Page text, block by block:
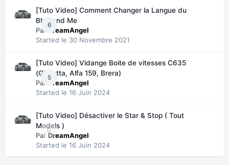
6
[Tuto Video] Comment Changer la Langue du
Blue and Me
Par
DreamAngel
Started le 30 Novembre 2021
5
[Tuto Video] Vidange Boite de vitesses C635
(Giulietta, Alfa 159, Brera)
Par
DreamAngel
Started le 16 Juin 2024
0
[Tuto Video] Désactiver le Star & Stop ( Tout
Models )
Par DreamAngel
Started le 16 Juin 2024